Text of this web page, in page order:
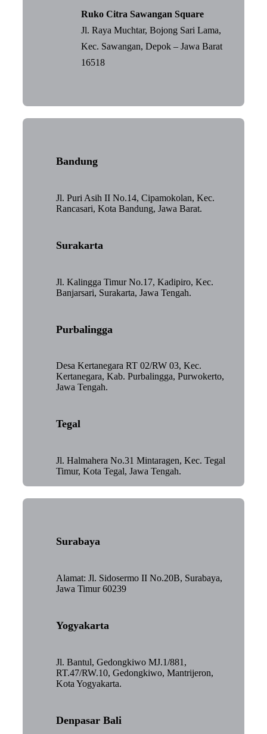
Ruko Citra Sawangan Square
Jl. Raya Muchtar, Bojong Sari Lama,
Kec. Sawangan, Depok – Jawa Barat
16518
Bandung
Jl. Puri Asih II No.14, Cipamokolan, Kec.
Rancasari, Kota Bandung, Jawa Barat.
Surakarta
Jl. Kalingga Timur No.17, Kadipiro, Kec.
Banjarsari, Surakarta, Jawa Tengah.
Purbalingga
Desa Kertanegara RT 02/RW 03, Kec.
Kertanegara, Kab. Purbalingga, Purwokerto,
Jawa Tengah.
Tegal
Jl. Halmahera No.31 Mintaragen, Kec. Tegal
Timur, Kota Tegal, Jawa Tengah.
Surabaya
Alamat: Jl. Sidosermo II No.20B, Surabaya,
Jawa Timur 60239
Yogyakarta
Jl. Bantul, Gedongkiwo MJ.1/881,
RT.47/RW.10, Gedongkiwo, Mantrijeron,
Kota Yogyakarta.
Denpasar Bali